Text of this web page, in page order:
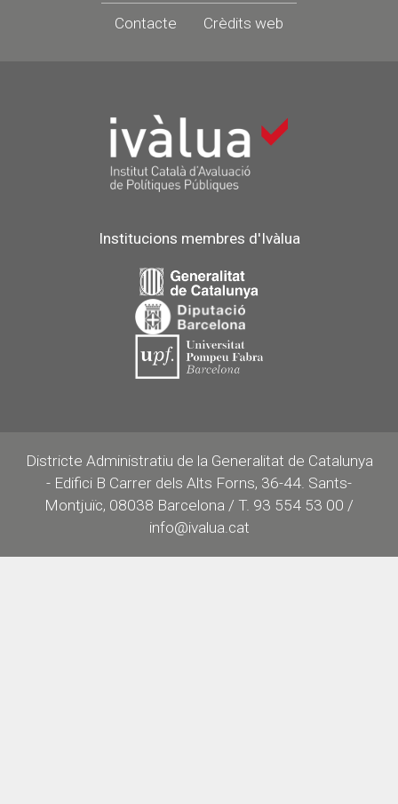
Contacte Crèdits web
Institucions membres d'Ivàlua
Districte Administratiu de la Generalitat de Catalunya
- Edifici B Carrer dels Alts Forns, 36-44. Sants-
Montjuïc, 08038 Barcelona / T. 93 554 53 00 /
info@ivalua.cat